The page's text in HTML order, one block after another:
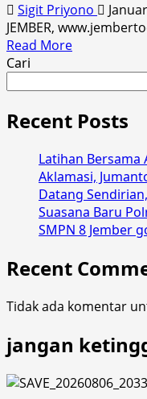
Sigit Priyono
JEMBER,
Read MoreRead
Petani
Kopi,
Perumda
Perkebunan
Kahyangan
Jember
Tawarkan
4
Bisnis
Cari
Recent Posts
Latihan Bersama
Aklamasi,
Datang
Suasana Baru
SMPN 8 Jember
Recent
Tidak ada komentar
jangan